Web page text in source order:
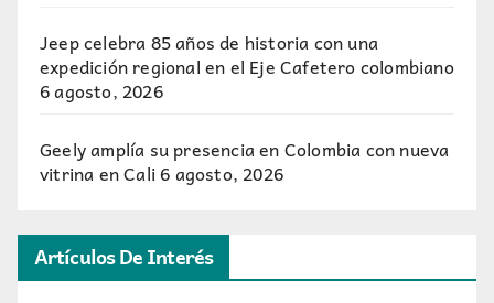
Jeep celebra 85 años de historia con una
expedición regional en el Eje Cafetero colombiano
6 agosto, 2026
Geely amplía su presencia en Colombia con nueva
vitrina en Cali 6 agosto, 2026
Artículos De Interés